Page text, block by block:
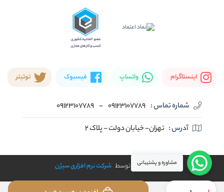
اینستاگرام واتساپ فیسبوک توئیتر
شماره تماس : 09123107789
-
09123107789
آدرس : تهران- خیابان دولت - پلاک ۲
طراحی و توسعه توسط شرکت نرم افزاری سیژن مشاوره و پشتیبانی